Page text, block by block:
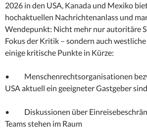
2026 in den USA, Kanada und Mexiko
hochaktuellen Nachrichtenanlass und
Wendepunkt: Nicht mehr nur autoritäre
Fokus der Kritik – sondern auch
einige kritische Punkte in Kürze:
• Menschenrechtsorganisationen
USA aktuell ein geeigneter Gastgeber sind
• Diskussionen über
Teams stehen im Raum